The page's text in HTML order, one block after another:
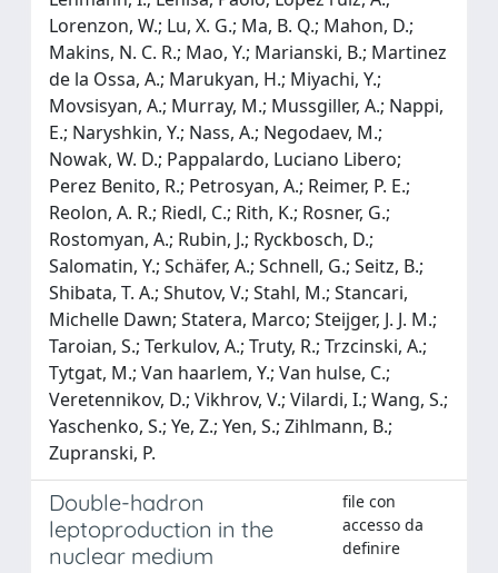
Lorenzon, W.; Lu, X. G.; Ma, B. Q.; Mahon, D.;
Makins, N. C. R.; Mao, Y.; Marianski, B.; Martinez
de la Ossa, A.; Marukyan, H.; Miyachi, Y.;
Movsisyan, A.; Murray, M.; Mussgiller, A.; Nappi,
E.; Naryshkin, Y.; Nass, A.; Negodaev, M.;
Nowak, W. D.; Pappalardo, Luciano Libero;
Perez Benito, R.; Petrosyan, A.; Reimer, P. E.;
Reolon, A. R.; Riedl, C.; Rith, K.; Rosner, G.;
Rostomyan, A.; Rubin, J.; Ryckbosch, D.;
Salomatin, Y.; Schäfer, A.; Schnell, G.; Seitz, B.;
Shibata, T. A.; Shutov, V.; Stahl, M.; Stancari,
Michelle Dawn; Statera, Marco; Steijger, J. J. M.;
Taroian, S.; Terkulov, A.; Truty, R.; Trzcinski, A.;
Tytgat, M.; Van haarlem, Y.; Van hulse, C.;
Veretennikov, D.; Vikhrov, V.; Vilardi, I.; Wang, S.;
Yaschenko, S.; Ye, Z.; Yen, S.; Zihlmann, B.;
Zupranski, P.
Double-hadron
leptoproduction in the
nuclear medium
file con
accesso da
definire